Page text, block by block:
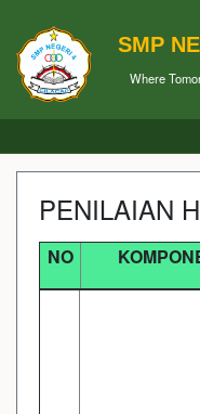
SMP
Where
PENILAIAN
NO